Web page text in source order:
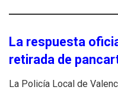
La respuesta
retirada de
La Policía Local de